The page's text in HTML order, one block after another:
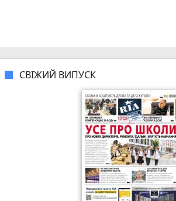
СВІЖИЙ ВИПУСК